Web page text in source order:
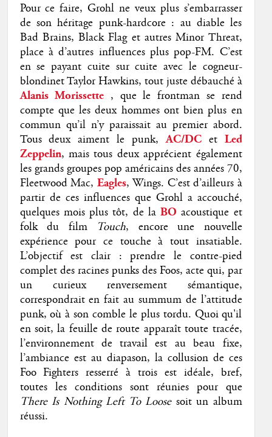
Pour ce faire, Grohl ne veux plus s’embarrasser
de son héritage punk-hardcore : au diable les
Bad Brains, Black Flag et autres Minor Threat,
place à d’autres influences plus pop-FM. C’est
en se payant cuite sur cuite avec le cogneur-
blondinet Taylor Hawkins, tout juste débauché à
Alanis Morissette , que le frontman se rend
compte que les deux hommes ont bien plus en
commun qu’il n’y paraissait au premier abord.
Tous deux aiment le punk, AC/DC etLed
Zeppelin, mais tous deux apprécient également
les grands groupes pop américains des années 70,
Fleetwood Mac, Eagles, Wings. C’est d’ailleurs à
partir de ces influences que Grohl a accouché,
quelques mois plus tôt, de laBOacoustique et
folk du film Touch, encore une nouvelle
expérience pour ce touche à tout insatiable.
L’objectif est clair : prendre le contre-pied
complet des racines punks des Foos, acte qui, par
un curieux renversement sémantique,
correspondrait en fait au summum de l’attitude
punk, où à son comble le plus tordu. Quoi qu'il
en soit, la feuille de route apparaît toute tracée,
l’environnement de travail est au beau fixe,
l’ambiance est au diapason, la collusion de ces
Foo Fighters resserré à trois est idéale, bref,
toutes les conditions sont réunies pour que
There Is Nothing Left To Loosesoit un album
réussi.